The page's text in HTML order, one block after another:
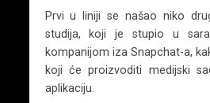
Prvi u liniji se našao niko
studija, koji je stupio u
kompanijom iza Snapchat-a,
koji će proizvoditi medijski
aplikaciju.